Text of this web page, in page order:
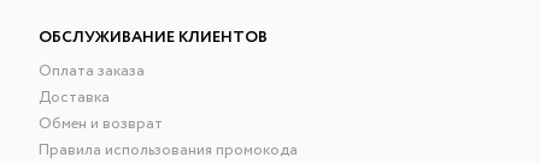
ОБСЛУЖИВАНИЕ КЛИЕНТОВ
Оплата заказа
Доставка
Обмен и возврат
Правила использования промокода